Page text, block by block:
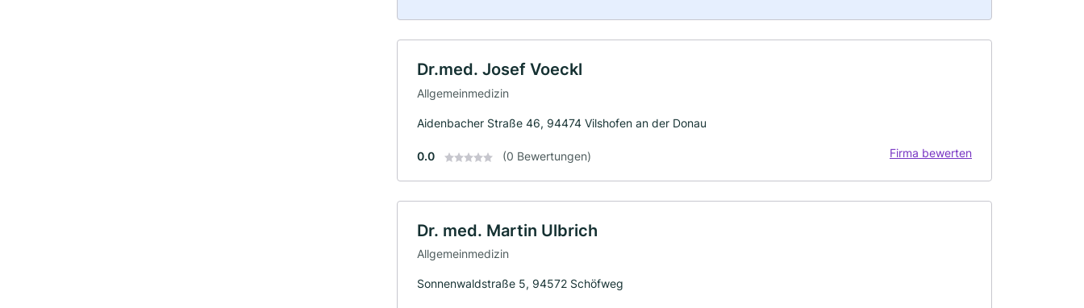
Dr.med. Josef Voeckl
Allgemeinmedizin
Aidenbacher Straße 46, 94474 Vilshofen an der Donau
0.0 (0 Bewertungen) Firma bewerten
Dr. med. Martin Ulbrich
Allgemeinmedizin
Sonnenwaldstraße 5, 94572 Schöfweg